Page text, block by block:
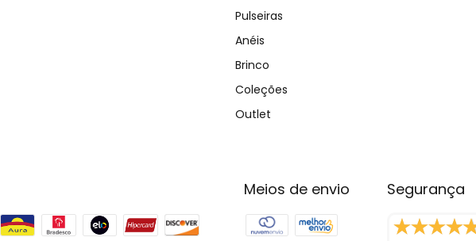
Pulseiras
Anéis
Brinco
Coleções
Outlet
Meios de envio Segurança